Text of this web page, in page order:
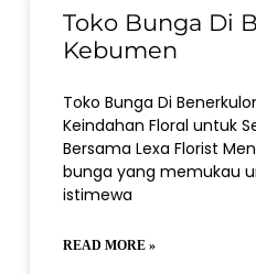
Toko Bunga Di
Kebumen
Toko Bunga Di
Keindahan Floral untuk
Bersama Lexa Florist
bunga yang memukau
istimewa
READ MORE »